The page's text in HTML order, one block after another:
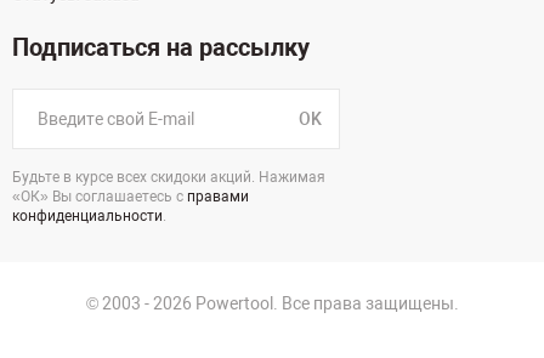
Подписаться на рассылку
OK
Будьте в курсе всех скидоки акций. Нажимая
«ОК» Вы соглашаетесь с правами
конфиденциальности.
© 2003 - 2026 Powertool. Все права защищены.